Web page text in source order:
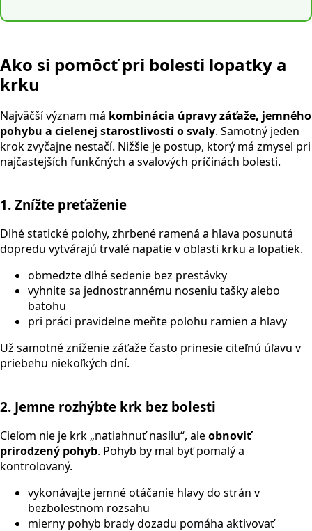
Ako si pomôcť pri bolesti lopatky a
krku
Najväčší význam má kombinácia úpravy záťaže, jemného
pohybu a cielenej starostlivosti o svaly. Samotný jeden
krok zvyčajne nestačí. Nižšie je postup, ktorý má zmysel pri
najčastejších funkčných a svalových príčinách bolesti.
1. Znížte preťaženie
Dlhé statické polohy, zhrbené ramená a hlava posunutá
dopredu vytvárajú trvalé napätie v oblasti krku a lopatiek.
obmedzte dlhé sedenie bez prestávky
vyhnite sa jednostrannému noseniu tašky alebo
batohu
pri práci pravidelne meňte polohu ramien a hlavy
Už samotné zníženie záťaže často prinesie citeľnú úľavu v
priebehu niekoľkých dní.
2. Jemne rozhýbte krk bez bolesti
Cieľom nie je krk „natiahnuť nasilu“, aleobnoviť
prirodzený pohyb. Pohyb by mal byť pomalý a
kontrolovaný.
vykonávajte jemné otáčanie hlavy do strán v
bezbolestnom rozsahu
mierny pohyb brady dozadu pomáha aktivovať